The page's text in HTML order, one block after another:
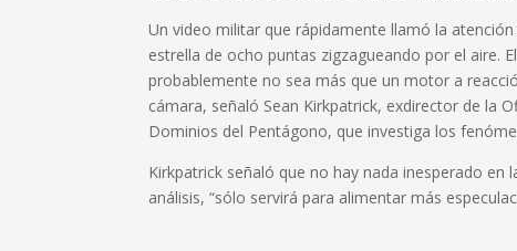
Un video militar que rápidamente llamó la
estrella de ocho puntas zigzagueando por el aire.
probablemente no sea más que un motor a
cámara, señaló Sean Kirkpatrick, exdirector de la
Dominios del Pentágono, que investiga los
Kirkpatrick señaló que no hay nada inesperado
análisis, “sólo servirá para alimentar más